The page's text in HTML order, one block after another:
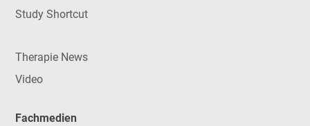
Study Shortcut
Therapie News
Video
Fachmedien